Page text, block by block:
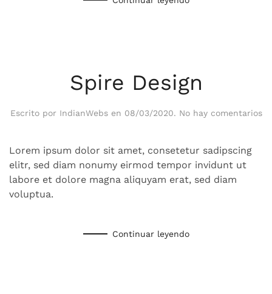
Spire Design
Escrito por IndianWebsen 08/03/2020. No hay comentariosen
Lorem ipsum dolor sit amet, consetetur sadipscing
elitr, sed diam nonumy eirmod tempor invidunt ut
labore et dolore magna aliquyam erat, sed diam
voluptua.
Continuar leyendo